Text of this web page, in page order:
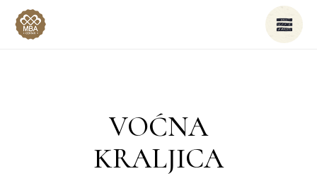
VOĆNA
KRALJICA